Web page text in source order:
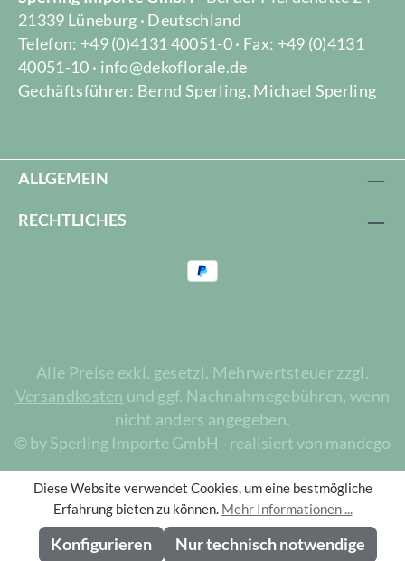
21339 Lüneburg · Deutschland
Telefon: +49 (0)4131 40051-0 · Fax: +49 (0)4131
40051-10 · info@dekoflorale.de
Gechäftsführer: Bernd Sperling, Michael Sperling
ALLGEMEIN
RECHTLICHES
Alle Preise exkl. gesetzl. Mehrwertsteuer zzgl.
Versandkosten und ggf. Nachnahmegebühren, wenn
nicht anders angegeben.
© by Sperling Importe GmbH - realisiert von mandego
Diese Website verwendet Cookies, um eine bestmögliche
Erfahrung bieten zu können. Mehr Informationen ...
Nur technisch notwendige
Konfigurieren